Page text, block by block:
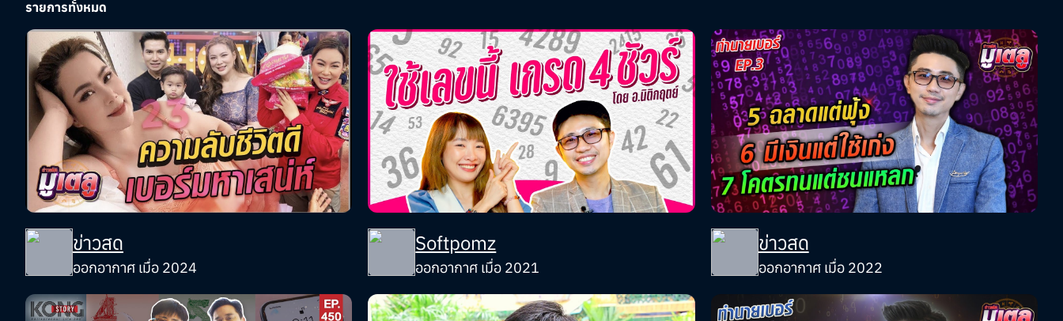
รายการทั้งหมด
ข่าวสด
ออกอากาศ เมื่อ 2024
Softpomz
ออกอากาศ เมื่อ 2021
ข่าวสด
ออกอากาศ เมื่อ 2022